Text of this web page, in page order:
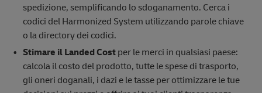
spedizione, semplificando lo sdoganamento. Cerca i
codici del Harmonized System utilizzando parole chiave
o la directory dei codici.
Stimare il Landed Costper le merci in qualsiasi paese:
calcola il costo del prodotto, tutte le spese di trasporto,
gli oneri doganali, i dazi e le tasse per ottimizzare le tue